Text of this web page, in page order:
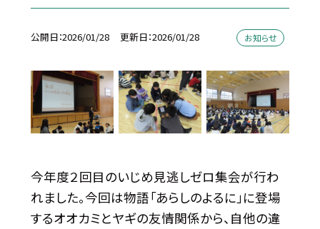
公開日 2026/01/28 更新日 2026/01/28 お知らせ
今年度２回目のいじめ見逃しゼロ集会が行わ
れました。今回は物語「あらしのよるに」に登場
するオオカミとヤギの友情関係から、自他の違